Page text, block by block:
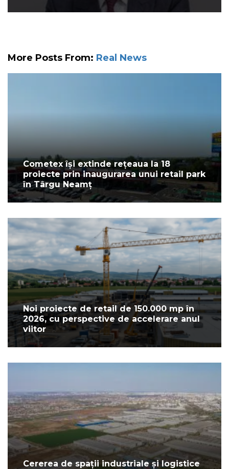
More Posts From: Real News
Cometex își extinde rețeaua la 18
proiecte prin inaugurarea unui retail park
în Târgu Neamț
Noi proiecte de retail de 150.000 mp în
2026, cu perspective de accelerare anul
viitor
Cererea de spații industriale și logistice